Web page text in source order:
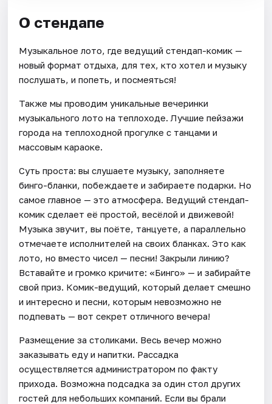
О стендапе
Музыкальное лото, где ведущий стендап-комик —
новый формат отдыха, для тех, кто хотел и музыку
послушать, и попеть, и посмеяться!
Также мы проводим уникальные вечеринки
музыкального лото на теплоходе. Лучшие пейзажи
города на теплоходной прогулке с танцами и
массовым караоке.
Суть проста: вы слушаете музыку, заполняете
бинго-бланки, побеждаете и забираете подарки. Но
самое главное — это атмосфера. Ведущий стендап-
комик сделает её простой, весёлой и движевой!
Музыка звучит, вы поёте, танцуете, а параллельно
отмечаете исполнителей на своих бланках. Это как
лото, но вместо чисел — песни! Закрыли линию?
Вставайте и громко кричите: «Бинго» — и забирайте
свой приз. Комик-ведущий, который делает смешно
и интересно и песни, которым невозможно не
подпевать — вот секрет отличного вечера!
Размещение за столиками. Весь вечер можно
заказывать еду и напитки. Рассадка
осуществляется администратором по факту
прихода. Возможна подсадка за один стол других
гостей для небольших компаний. Если вы брали